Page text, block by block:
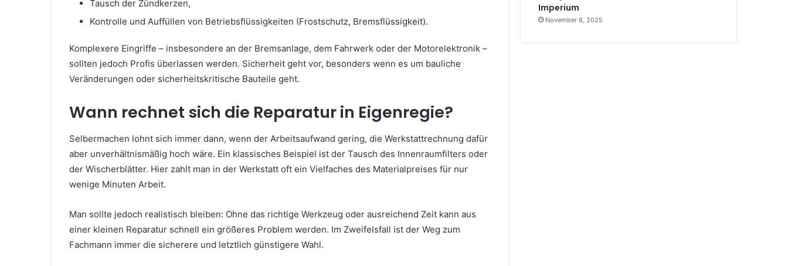
Tausch der Zündkerzen,
Kontrolle und Auffüllen von Betriebsflüssigkeiten (Frostschutz, Bremsflüssigkeit).
Komplexere Eingriffe – insbesondere an der Bremsanlage, dem Fahrwerk oder der Motorelektronik –
sollten jedoch Profis überlassen werden. Sicherheit geht vor, besonders wenn es um bauliche
Veränderungen oder sicherheitskritische Bauteile geht.
Wann rechnet sich die Reparatur in Eigenregie?
Selbermachen lohnt sich immer dann, wenn der Arbeitsaufwand gering, die Werkstattrechnung dafür
aber unverhältnismäßig hoch wäre. Ein klassisches Beispiel ist der Tausch des Innenraumfilters oder
der Wischerblätter. Hier zahlt man in der Werkstatt oft ein Vielfaches des Materialpreises für nur
wenige Minuten Arbeit.
Man sollte jedoch realistisch bleiben: Ohne das richtige Werkzeug oder ausreichend Zeit kann aus
einer kleinen Reparatur schnell ein größeres Problem werden. Im Zweifelsfall ist der Weg zum
Fachmann immer die sicherere und letztlich günstigere Wahl.
Imperium
November 8, 2025